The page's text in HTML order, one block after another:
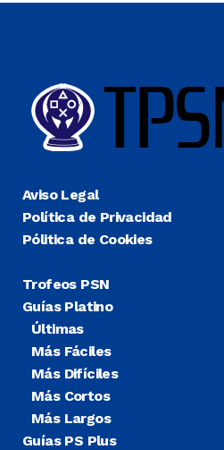
Aviso Legal
Política de Privacidad
Pólitica de Cookies
Trofeos PSN
Guías Platino
Últimas
Más Fáciles
Más Difíciles
Más Cortos
Más Largos
Guías PS Plus